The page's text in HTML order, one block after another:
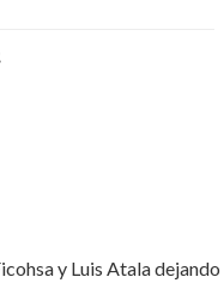
y Luis Atala dejando